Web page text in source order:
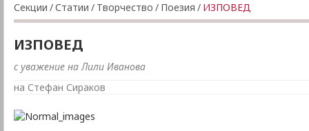
Секции /Статии / Творчество / Поезия / ИЗПОВЕД
ИЗПОВЕД
с уважение на Лили Иванова
на Стефан Сираков